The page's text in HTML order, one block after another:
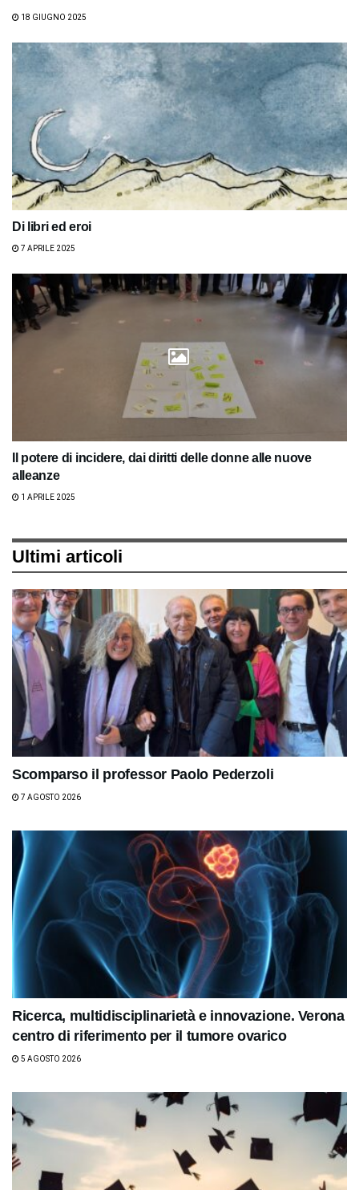
18 GIUGNO 2025
Di libri ed eroi
7 APRILE 2025
Il potere di incidere, dai diritti delle donne alle nuove
alleanze
1 APRILE 2025
Ultimi articoli
Scomparso il professor Paolo Pederzoli
7 AGOSTO 2026
Ricerca, multidisciplinarietà e innovazione. Verona
centro di riferimento per il tumore ovarico
5 AGOSTO 2026